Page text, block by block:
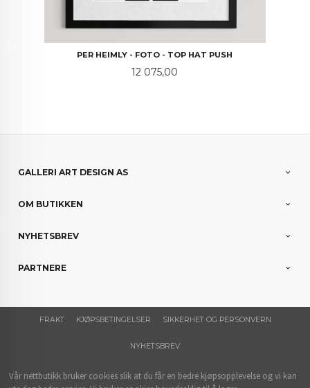
PER HEIMLY - FOTO - TOP HAT PUSH
Pris
12 075,00
GALLERI ART DESIGN AS
OM BUTIKKEN
NYHETSBREV
PARTNERE
FRAKT KJØPSBETINGELSER SIKKERHET OG PERSONVERN
NYHETSBREV
Vår nettbutikk bruker cookies slik at du får en bedre kjøpsopplevelse og vi kan